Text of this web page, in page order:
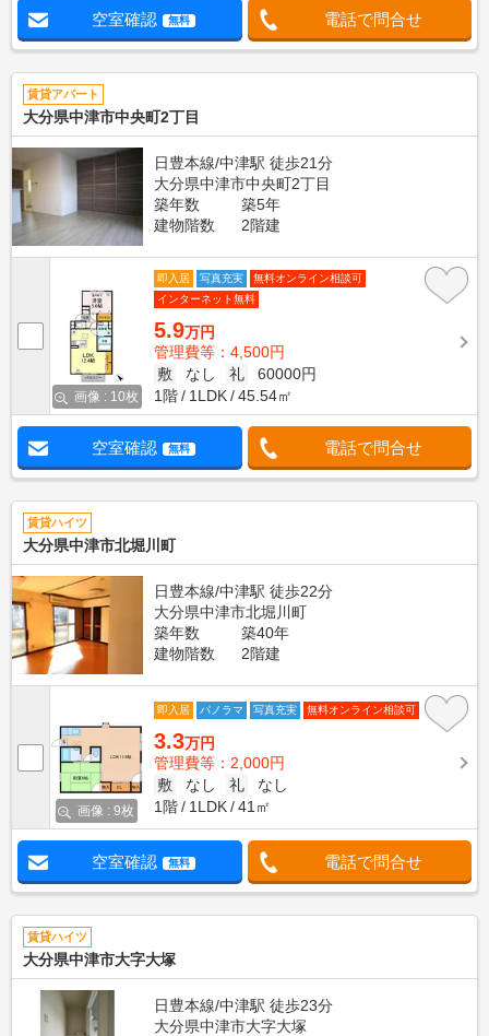
空室確認 無料 電話で問合せ
賃貸アパート
大分県中津市中央町2丁目
日豊本線/中津駅 徒歩21分
大分県中津市中央町2丁目
築年数
築5年
建物階数
2階建
画像 : 10枚
即入居 写真充実
無料オンライン相談可
インターネット無料
5.9万円
管理費等：4,500円
敷
なし 礼
60000円
1階
1LDK 45.54㎡
空室確認 無料 電話で問合せ
賃貸ハイツ
大分県中津市北堀川町
日豊本線/中津駅 徒歩22分
大分県中津市北堀川町
築年数
築40年
建物階数
2階建
画像 : 9枚
即入居 パノラマ 写真充実 無料オンライン相談可
3.3万円
管理費等：2,000円
敷
なし 礼
なし
1階
1LDK 41㎡
空室確認 無料 電話で問合せ
賃貸ハイツ
大分県中津市大字大塚
日豊本線/中津駅 徒歩23分
大分県中津市大字大塚